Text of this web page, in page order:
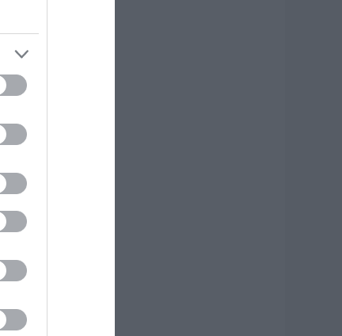
| 09:20
Beach Party
στη Γαλάζια
| 09:00
Ποιοι
σήμερα,